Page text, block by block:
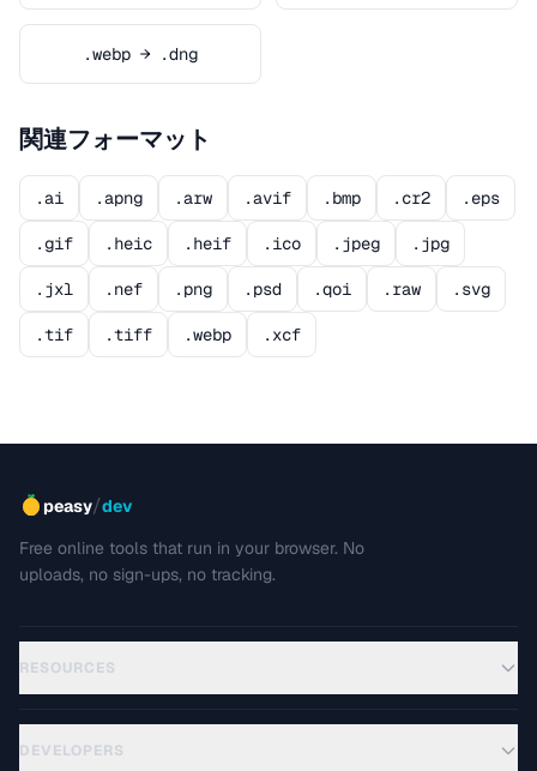
.webp → .dng
関連フォーマット
.ai .apng .arw .avif .bmp .cr2 .eps
.gif .heic .heif .ico .jpeg .jpg
.jxl .nef .png .psd .qoi .raw .svg
.tif .tiff .webp .xcf
peasy/dev
Free online tools that run in your browser. No
uploads, no sign-ups, no tracking.
RESOURCES
DEVELOPERS